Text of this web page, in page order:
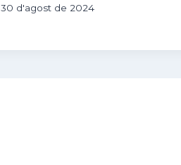
30 d'agost de 2024